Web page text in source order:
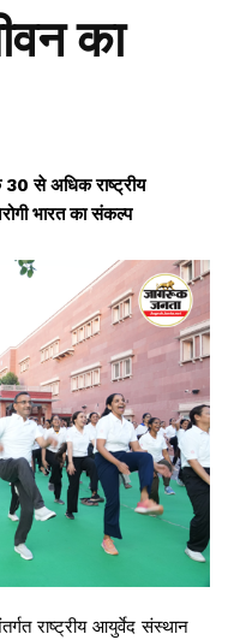
का
से अधिक राष्ट्रीय
भारत का संकल्प
राष्ट्रीय आयुर्वेद संस्थान